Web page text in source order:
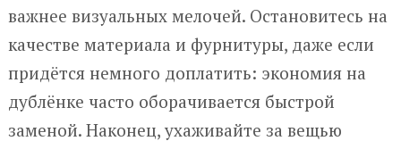
важнее визуальных мелочей. Остановитесь на
качестве материала и фурнитуры, даже если
придётся немного доплатить: экономия на
дублёнке часто оборачивается быстрой
заменой. Наконец, ухаживайте за вещью